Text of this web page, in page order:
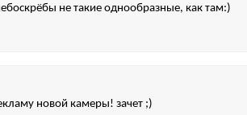
не такие однообразные, как там:)
новой камеры! зачет ;)